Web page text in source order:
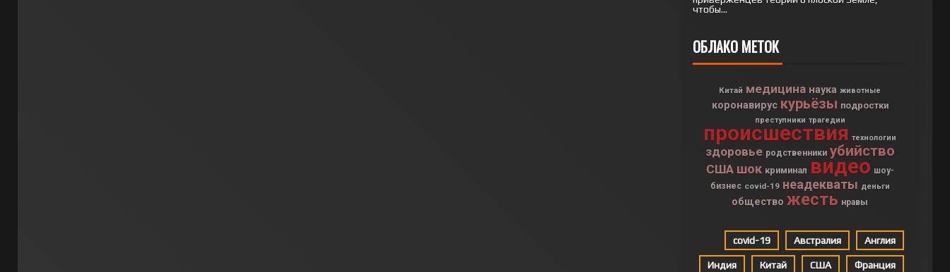
чтобы...
ОБЛАКО МЕТОК
Китай медицина наука животные
коронавирус курьёзы подростки
преступники трагедии
происшествия технологии
здоровье родственники убийство
США шок криминал видео шоу-
бизнес covid-19 неадекваты деньги
общество жесть нравы
covid-19 Австралия Англия
Индия Китай США Франция